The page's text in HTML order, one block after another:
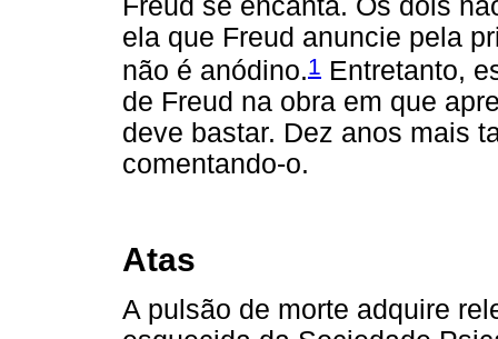
ela que Freud anuncie pela
não é anódino.1 Entretanto,
de Freud na obra em que
deve bastar. Dez anos mais
comentando-o.
Atas
A pulsão de morte adquire